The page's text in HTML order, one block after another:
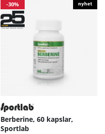
-30%
Berberine, 60 kapslar,
Sportlab